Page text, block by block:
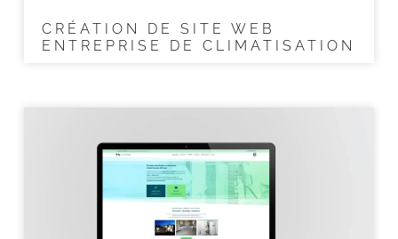
CRÉATION DE SITE WEB
ENTREPRISE DE CLIMATISATION